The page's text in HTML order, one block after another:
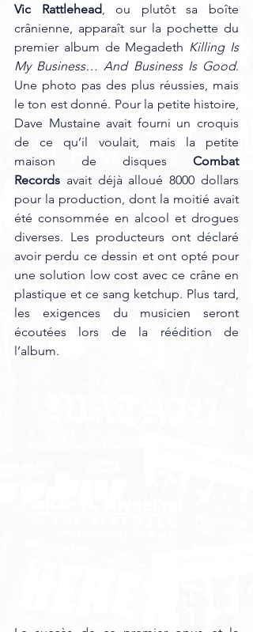
Vic Rattlehead, ou plutôt sa boîte
crânienne, apparaît sur la pochette du
premier album de Megadeth Killing Is
My Business… And Business Is Good.
Une photo pas des plus réussies, mais
le ton est donné. Pour la petite histoire,
Dave Mustaine avait fourni un croquis
de ce qu’il voulait, mais la petite
maison de disques Combat
Records avait déjà alloué 8000 dollars
pour la production, dont la moitié avait
été consommée en alcool et drogues
diverses. Les producteurs ont déclaré
avoir perdu ce dessin et ont opté pour
une solution low cost avec ce crâne en
plastique et ce sang ketchup. Plus tard,
les exigences du musicien seront
écoutées lors de la réédition de
l’album.